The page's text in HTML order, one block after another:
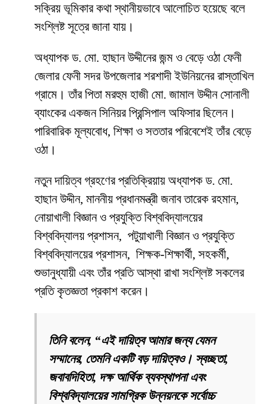
সক্রিয় ভূমিকার কথা স্থানীয়ভাবে আলোচিত হয়েছে বলে
সংশ্লিষ্ট সূত্রে জানা যায়।
অধ্যাপক ড. মো. হাছান উদ্দীনের জন্ম ও বেড়ে ওঠা ফেনী
জেলার ফেনী সদর উপজেলার শরশাদী ইউনিয়নের রাস্তাখিল
গ্রামে। তাঁর পিতা মরহুম হাজী মো. জামাল উদ্দীন সোনালী
ব্যাংকের একজন সিনিয়র প্রিন্সিপাল অফিসার ছিলেন।
পারিবারিক মূল্যবোধ, শিক্ষা ও সততার পরিবেশেই তাঁর বেড়ে
ওঠা।
নতুন দায়িত্ব গ্রহণের প্রতিক্রিয়ায় অধ্যাপক ড. মো.
হাছান উদ্দীন, মাননীয় প্রধানমন্ত্রী জনাব তারেক রহমান,
নোয়াখালী বিজ্ঞান ও প্রযুক্তি বিশ্ববিদ্যালয়ের
বিশ্ববিদ্যালয় প্রশাসন, পটুয়াখালী বিজ্ঞান ও প্রযুক্তি
বিশ্ববিদ্যালয়ের প্রশাসন, শিক্ষক-শিক্ষার্থী, সহকর্মী,
শুভানুধ্যায়ী এবং তাঁর প্রতি আস্থা রাখা সংশ্লিষ্ট সকলের
প্রতি কৃতজ্ঞতা প্রকাশ করেন।
তিনি বলেন, “এই দায়িত্ব আমার জন্য যেমন
সম্মানের, তেমনি একটি বড় দায়িত্বও। স্বচ্ছতা,
জবাবদিহিতা, দক্ষ আর্থিক ব্যবস্থাপনা এবং
বিশ্ববিদ্যালয়ের সামগ্রিক উন্নয়নকে সর্বোচ্চ